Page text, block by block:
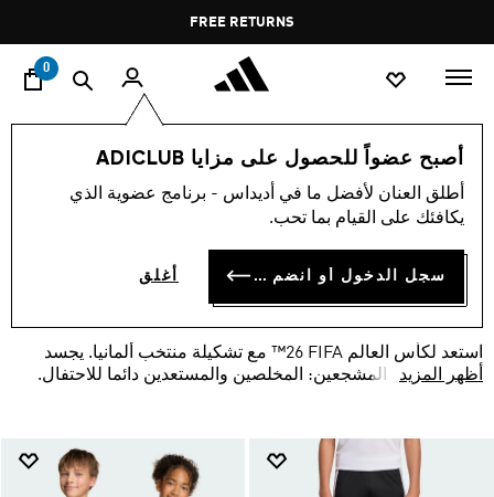
Pause
promotion
rotation
FREE RETURNS
0
أصبح عضواً للحصول على مزايا ADICLUB
أطلق العنان لأفضل ما في أديداس - برنامج عضوية الذي
يكافئك على القيام بما تحب.
سجل الدخول أو انضم الآن أغلق
world-cup
federations-football
تشكيلة ألمانيا لكأس العالم FIFA
فلتر و صنف
استعد لكأس العالم ‎™26 FIFA‏ مع تشكيلة منتخب ألمانيا. يجسد
الطقم شغف المشجعين: المخلصين والمستعدين دائما للاحتفال.
أظهر المزيد